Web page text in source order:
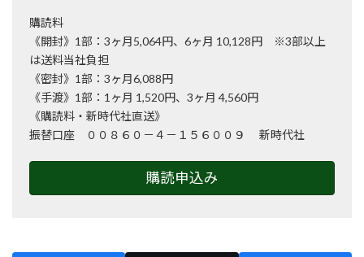
購読料
《開封》1部：3ヶ月5,064円、6ヶ月 10,128円 ※3部以上
は送料当社負担
《密封》1部：3ヶ月6,088円
《手渡》1部：1ヶ月 1,520円、3ヶ月 4,560円
《購読料・新時代社直送》
振替口座 ００８６０－４－１５６００９ 新時代社
購読申込み